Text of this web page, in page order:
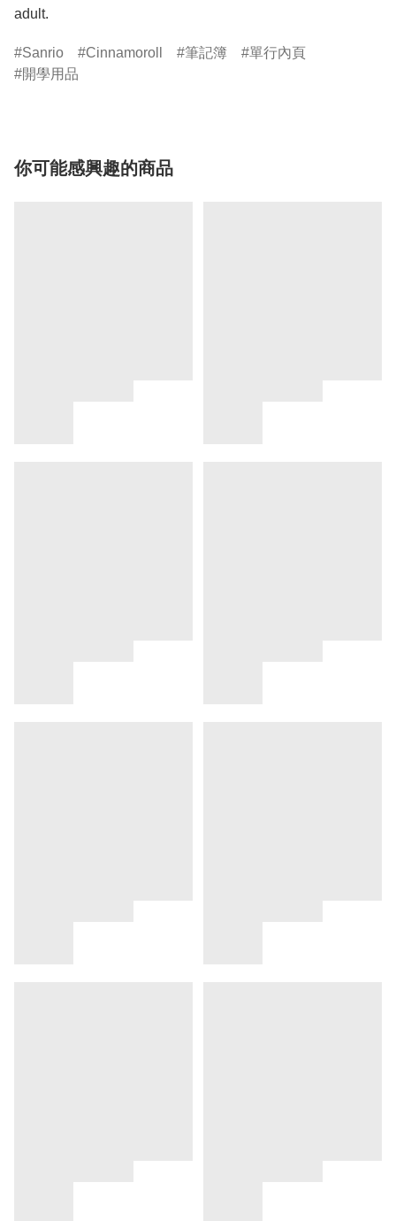
adult.
Sanrio Cinnamoroll 筆記簿
單行內頁
開學用品
你可能感興趣的商品